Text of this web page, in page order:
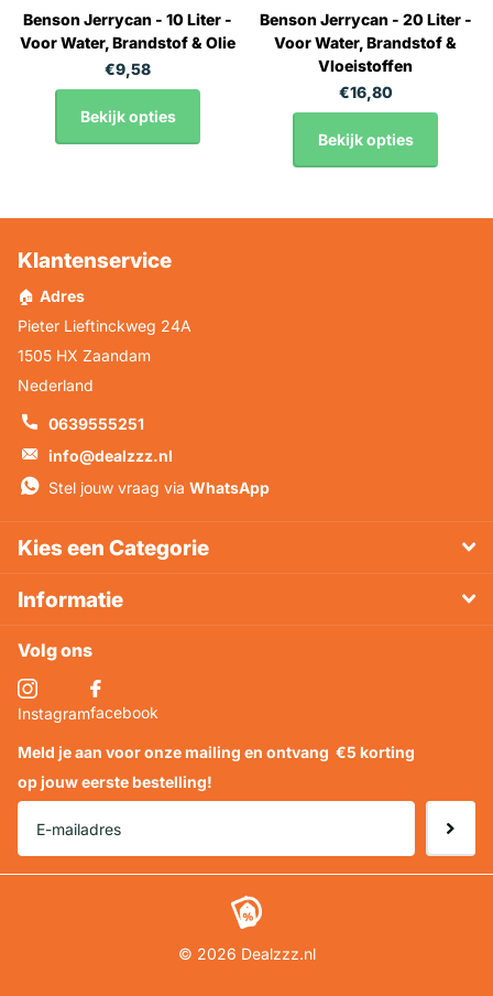
Benson Jerrycan - 10 Liter -
Voor Water, Brandstof & Olie
€9,58
Bekijk opties
Benson Jerrycan - 20 Liter -
Voor Water, Brandstof &
Vloeistoffen
€16,80
Bekijk opties
Klantenservice
🏠 Adres
Pieter Lieftinckweg 24A
1505 HX Zaandam
Nederland
0639555251
info@dealzzz.nl
Stel jouw vraag via WhatsApp
Kies een Categorie
Informatie
Volg ons
Instagramfacebook
Meld je aan voor onze mailing en ontvang €5 korting
op jouw eerste bestelling!
© 2026 Dealzzz.nl